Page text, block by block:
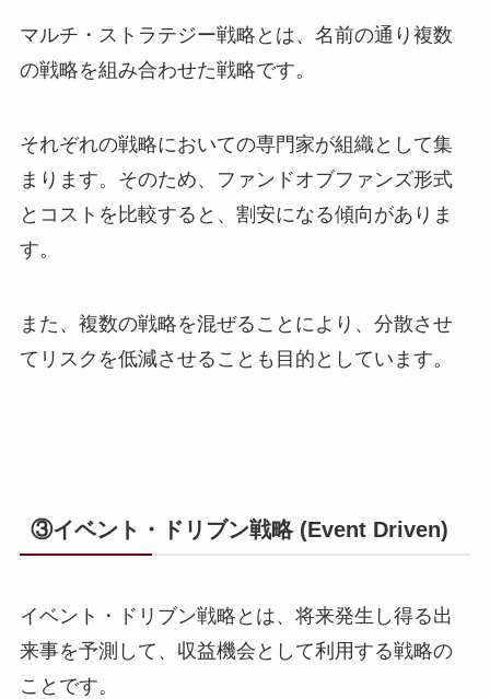
マルチ・ストラテジー戦略とは、名前の通り複数
の戦略を組み合わせた戦略です。
それぞれの戦略においての専門家が組織として集
まります。そのため、ファンドオブファンズ形式
とコストを比較すると、割安になる傾向がありま
す。
また、複数の戦略を混ぜることにより、分散させ
てリスクを低減させることも目的としています。
③イベント・ドリブン戦略 (Event Driven)
イベント・ドリブン戦略とは、将来発生し得る出
来事を予測して、収益機会として利用する戦略の
ことです。